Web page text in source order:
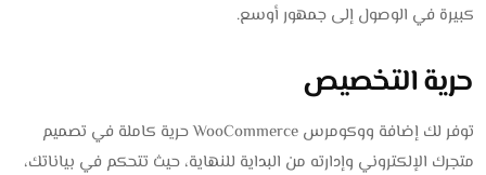
كبيرة في الوصول إلى جمهور أوسع.
حرية التخصيص
توفر لك إضافة ووكومرس WooCommerce حرية كاملة في تصميم
متجرك الإلكتروني وإدارته من البداية للنهاية، حيث تتحكم في بياناتك،